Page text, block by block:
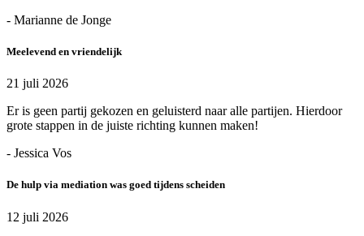
- Marianne de Jonge
Meelevend en vriendelijk
21 juli 2026
Er is geen partij gekozen en geluisterd naar alle partijen. Hierdoor
grote stappen in de juiste richting kunnen maken!
- Jessica Vos
De hulp via mediation was goed tijdens scheiden
12 juli 2026